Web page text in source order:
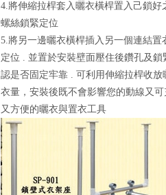
4.將伸縮拉桿套入曬衣橫桿置入己鎖好
螺絲鎖緊定位
5.將另一邊曬衣橫桿插入另一個連結置
定位 . 並置於安裝壁面壓住後鑽孔及
認是否固定牢靠 . 可利用伸縮拉桿收放
衣量，安裝後既不會影響您的動線又
又方便的曬衣與置衣工具